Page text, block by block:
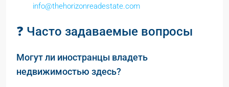
info@thehorizonreadestate.com
❓ Часто задаваемые вопросы
Могут ли иностранцы владеть
недвижимостью здесь?